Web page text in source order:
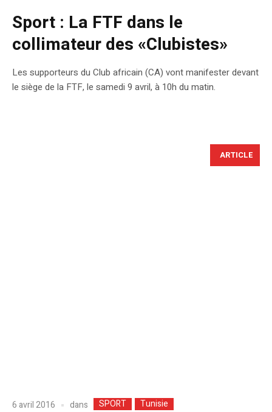
Sport : La FTF dans le
collimateur des «Clubistes»
Les supporteurs du Club africain (CA) vont manifester devant
le siège de la FTF, le samedi 9 avril, à 10h du matin.
ARTICLE
6 avril 2016 dans SPORT Tunisie